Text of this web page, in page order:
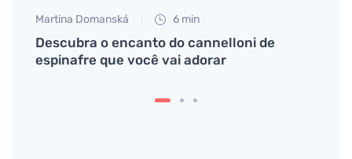
Martina Domanská 6 min
Descubra o encanto do cannelloni de
espinafre que você vai adorar